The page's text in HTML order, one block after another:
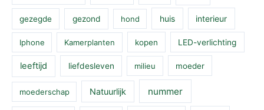
gezegde gezond hond huis interieur
Iphone Kamerplanten kopen LED-verlichting
leeftijd liefdesleven milieu moeder
moederschap Natuurlijk nummer